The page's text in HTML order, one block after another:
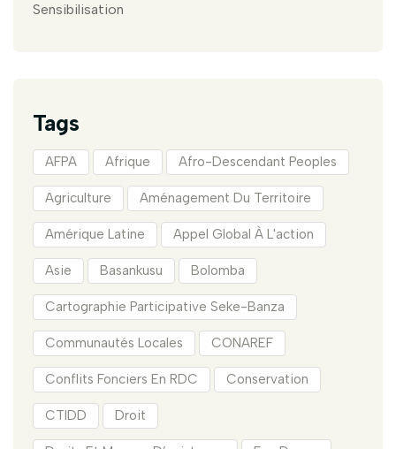
Sensibilisation
Tags
AFPA Afrique Afro-Descendant Peoples
Agriculture Aménagement Du Territoire
Amérique Latine Appel Global À L'action
Asie Basankusu Bolomba
Cartographie Participative Seke-Banza
Communautés Locales CONAREF
Conflits Fonciers En RDC Conservation
CTIDD Droit